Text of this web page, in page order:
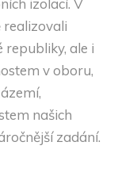
izolací. V
realizovali
republiky, ale i
v oboru,
našich
zadání.